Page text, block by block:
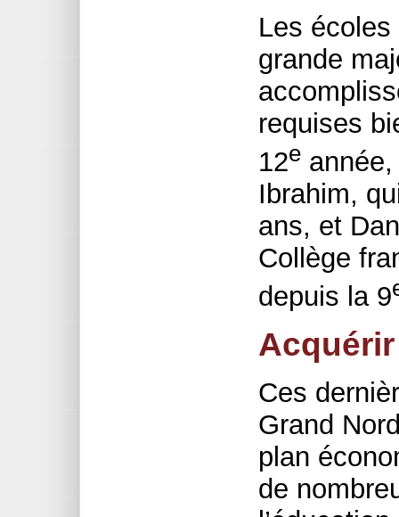
Les
grande
requises
12e
Ibrahim,
ans, et
Collège
depuis la 9
Ces
Grand
plan
de